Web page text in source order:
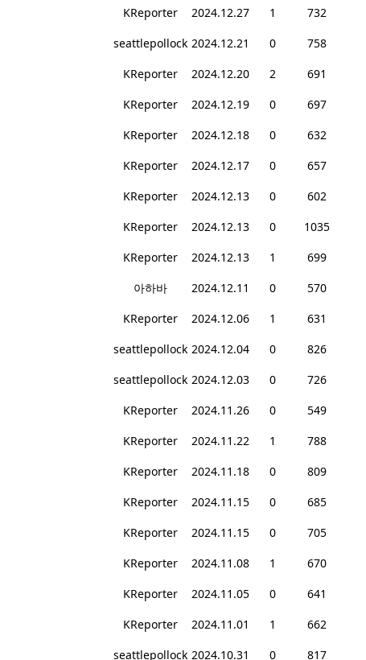
KReporter 2024.12.27 1
732
seattlepollock 2024.12.21 0
758
KReporter 2024.12.20 2
691
KReporter 2024.12.19 0
697
KReporter 2024.12.18 0
632
KReporter 2024.12.17 0
657
KReporter 2024.12.13 0
602
KReporter 2024.12.13 0
1035
KReporter 2024.12.13 1
699
아하바 2024.12.11 0
570
KReporter 2024.12.06 1
631
seattlepollock 2024.12.04 0
826
seattlepollock 2024.12.03 0
726
KReporter 2024.11.26 0
549
KReporter 2024.11.22 1
788
KReporter 2024.11.18 0
809
KReporter 2024.11.15 0
685
KReporter 2024.11.15 0
705
KReporter 2024.11.08 1
670
KReporter 2024.11.05 0
641
KReporter 2024.11.01 1
662
seattlepollock 2024.10.31 0 817